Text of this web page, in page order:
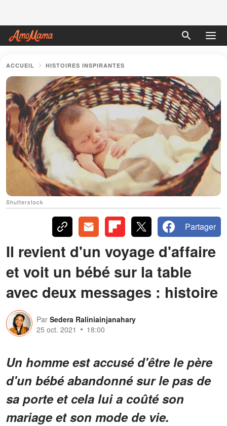
ACCUEIL HISTOIRES INSPIRANTES
Shutterstock
Partager
Il revient d'un voyage d'affaire
et voit un bébé sur la table
avec deux messages : histoire
Par Sedera Raliniainjanahary
25 oct. 2021
18:00
Un homme est accusé d'être le père
d'un bébé abandonné sur le pas de
sa porte et cela lui a coûté son
mariage et son mode de vie.